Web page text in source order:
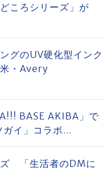
ころシリーズ」が
グのUV硬化型インク
・Avery
BASE AKIBA」で
イ」コラボ...
ズ 「生活者のDMに